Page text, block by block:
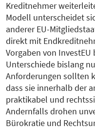
Kreditnehmer
Modell unterscheidet
anderer EU-
direkt mit
Vorgaben von
Unterschiede bislang
Anforderungen sollten
dass sie innerhalb der
praktikabel und
Andernfalls drohen
Bürokratie und